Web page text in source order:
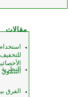
مقالات
التنموي
الفرق